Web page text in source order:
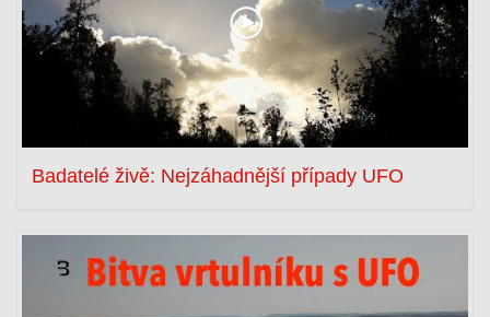
Badatelé živě: Nejzáhadnější případy UFO